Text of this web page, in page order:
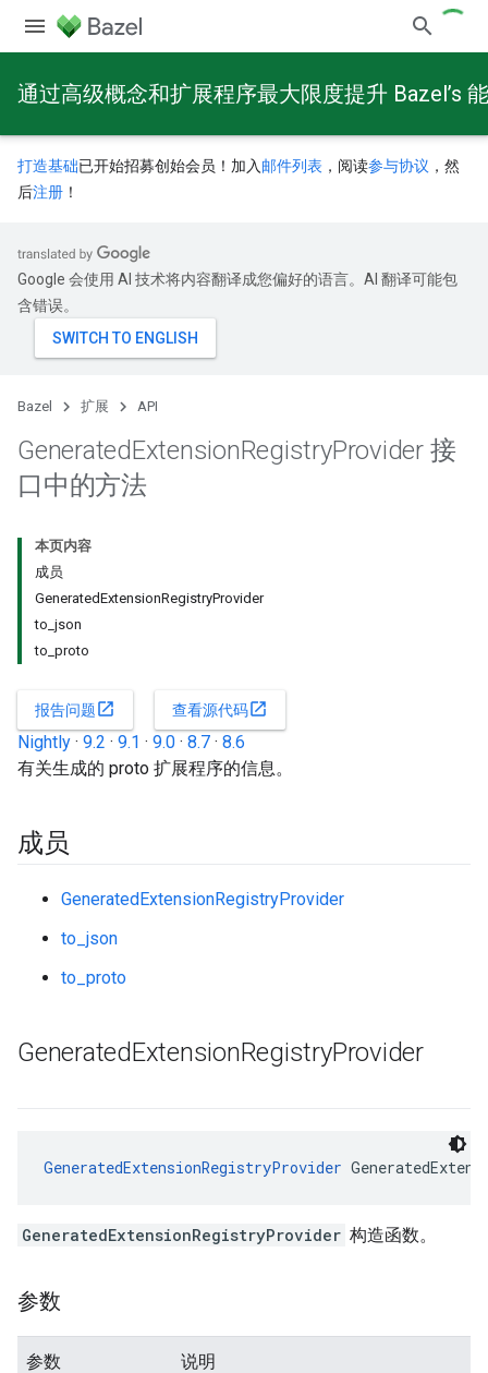
通过高级概念和扩展程序最大限度提升 Bazel’s
打造基础已开始招募创始会员！加入 邮件列表 ，阅读参与协议 ，然
后注册 ！
Google 会使用 AI 技术将内容翻译成您偏好的语言。AI 翻译可能包
含错误。
Bazel 扩展 API
GeneratedExtensionRegistryProvider 接
口中的方法
本页内容
成员
GeneratedExtensionRegistryProvider
to_json
to_proto
报告问题open_in_new 查看源代码open_in_new
Nightly · 9.2 · 9.1 · 9.0 · 8.7 · 8.6
有关生成的 proto 扩展程序的信息。
成员
GeneratedExtensionRegistryProvider
to_json
to_proto
GeneratedExtensionRegistryProvider
GeneratedExtensionRegistryProvider
GeneratedExtensionRegistryProvider 构造函数。
参数
参数 说明